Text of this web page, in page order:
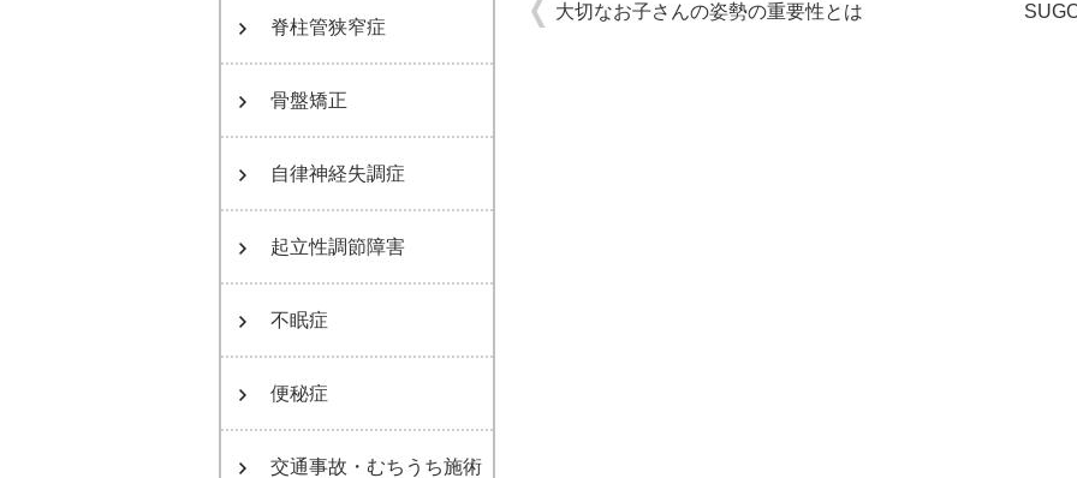
脊柱管狭窄症
骨盤矯正
自律神経失調症
起立性調節障害
不眠症
便秘症
交通事故・むちうち施術
大切なお子さんの姿勢の重要性とは